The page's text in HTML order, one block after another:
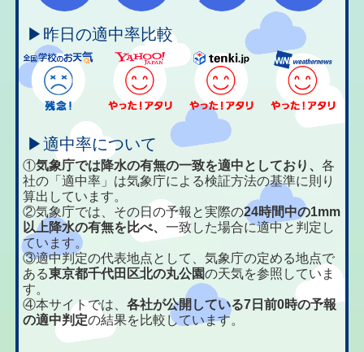
▶昨日の適中率比較
▶適中率について
①気象庁では降水の有無の一致を適中としており、各
社の「適中率」は気象庁による検証方法の基準に則り
算出しています。
②気象庁では、その日の予報と実際の24時間中の1mm
以上降水の有無を比べ、一致した場合に適中と判定し
ています。
③適中判定の代表地点として、気象庁の定める地点で
ある東京都千代田区北の丸公園の天気を参照していま
す。
④本サイトでは、各社が公開している7日前0時の予報
の適中判定の結果を比較しています。